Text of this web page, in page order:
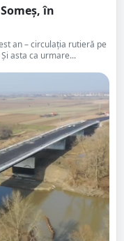
în
an – circulația rutieră pe
asta ca urmare...